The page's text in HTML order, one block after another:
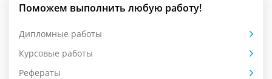
Поможем выполнить любую работу!
Дипломные работы
Курсовые работы
Рефераты